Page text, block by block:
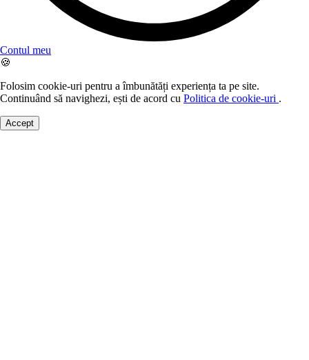
Contul meu
🍪
Folosim cookie-uri pentru a îmbunătăți experiența ta pe site.
Continuând să navighezi, ești de acord cu Politica de cookie-uri .
Accept